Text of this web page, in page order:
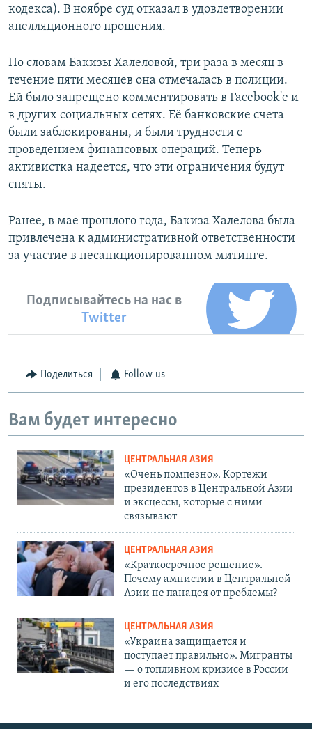
кодекса). В ноябре суд отказал в удовлетворении
апелляционного прошения.
По словам Бакизы Халеловой, три раза в месяц в
течение пяти месяцев она отмечалась в полиции.
Ей было запрещено комментировать в Facebook'e и
в других социальных сетях. Её банковские счета
были заблокированы, и были трудности с
проведением финансовых операций. Теперь
активистка надеется, что эти ограничения будут
сняты.
Ранее, в мае прошлого года, Бакиза Халелова была
привлечена к административной ответственности
за участие в несанкционированном митинге.
Подписывайтесь на нас в
Twitter
Поделиться Follow us
Вам будет интересно
ЦЕНТРАЛЬНАЯ АЗИЯ
«Очень помпезно». Кортежи
президентов в Центральной Азии
и эксцессы, которые с ними
связывают
ЦЕНТРАЛЬНАЯ АЗИЯ
«Краткосрочное решение».
Почему амнистии в Центральной
Азии не панацея от проблемы?
ЦЕНТРАЛЬНАЯ АЗИЯ
«Украина защищается и
поступает правильно». Мигранты
— о топливном кризисе в России
и его последствиях